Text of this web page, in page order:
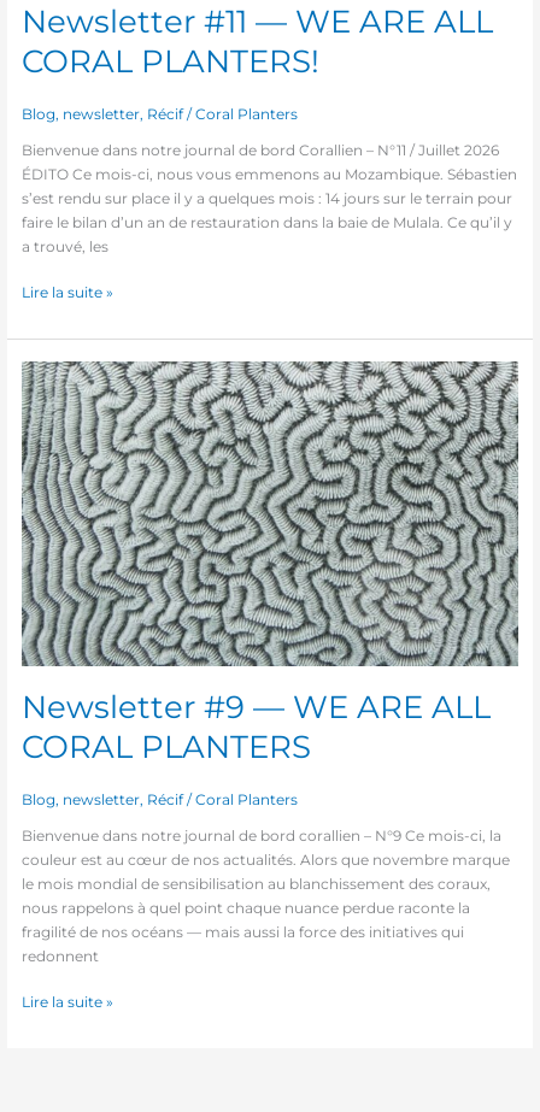
Newsletter #11 — WE ARE ALL
CORAL PLANTERS!
Blog, newsletter, Récif/Coral Planters
Bienvenue dans notre journal de bord Corallien – N°11 / Juillet 2026
ÉDITO Ce mois-ci, nous vous emmenons au Mozambique. Sébastien
s’est rendu sur place il y a quelques mois : 14 jours sur le terrain pour
faire le bilan d’un an de restauration dans la baie de Mulala. Ce qu’il y
a trouvé, les
Lire la suite »
Newsletter #9 — WE ARE ALL
CORAL PLANTERS
Blog, newsletter, Récif/Coral Planters
Bienvenue dans notre journal de bord corallien – N°9 Ce mois-ci, la
couleur est au cœur de nos actualités. Alors que novembre marque
le mois mondial de sensibilisation au blanchissement des coraux,
nous rappelons à quel point chaque nuance perdue raconte la
fragilité de nos océans — mais aussi la force des initiatives qui
redonnent
Newsletter
#9
—
WE
ARE
ALL
CORAL
PLANTERS
Lire la suite »